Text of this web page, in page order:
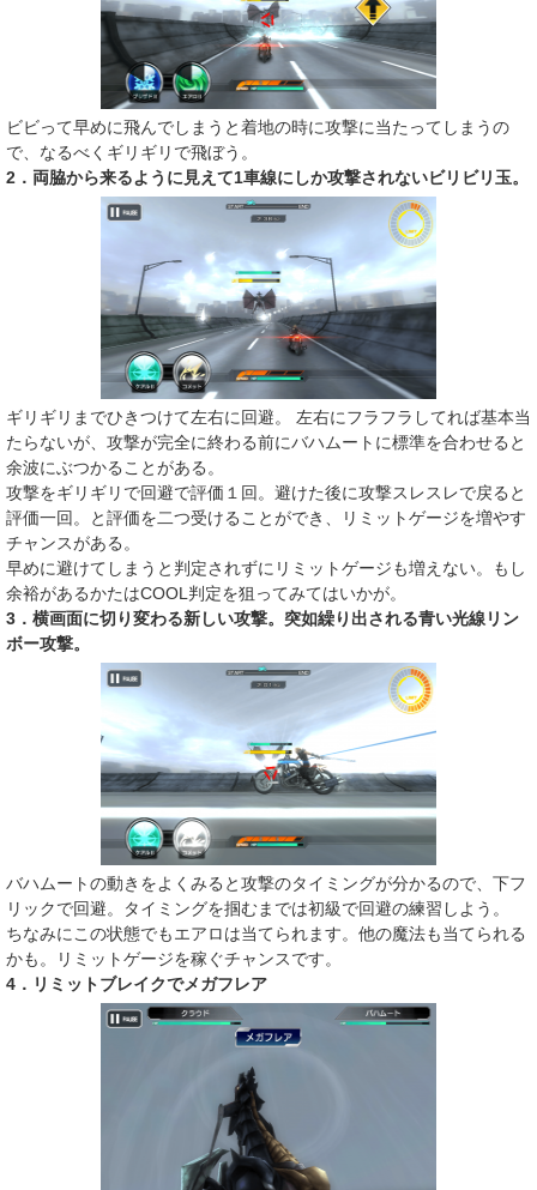
ビビって早めに飛んでしまうと着地の時に攻撃に当たってしまうの
で、なるべくギリギリで飛ぼう。
2．両脇から来るように見えて1車線にしか攻撃されないビリビリ玉。
ギリギリまでひきつけて左右に回避。 左右にフラフラしてれば基本当
たらないが、攻撃が完全に終わる前にバハムートに標準を合わせると
余波にぶつかることがある。
攻撃をギリギリで回避で評価１回。避けた後に攻撃スレスレで戻ると
評価一回。と評価を二つ受けることができ、リミットゲージを増やす
チャンスがある。
早めに避けてしまうと判定されずにリミットゲージも増えない。もし
余裕があるかたはCOOL判定を狙ってみてはいかが。
3．横画面に切り変わる新しい攻撃。突如繰り出される青い光線リン
ボー攻撃。
バハムートの動きをよくみると攻撃のタイミングが分かるので、下フ
リックで回避。タイミングを掴むまでは初級で回避の練習しよう。
ちなみにこの状態でもエアロは当てられます。他の魔法も当てられる
かも。リミットゲージを稼ぐチャンスです。
4．リミットブレイクでメガフレア